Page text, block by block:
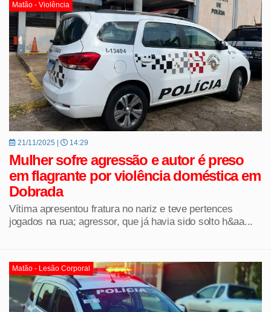
Matão - Violência
21/11/2025 | 14:29
Mulher sofre agressão e autor é preso
em flagrante por violência doméstica em
Dobrada
Vítima apresentou fratura no nariz e teve pertences
jogados na rua; agressor, que já havia sido solto h&aa...
Matão - Lesão Corporal